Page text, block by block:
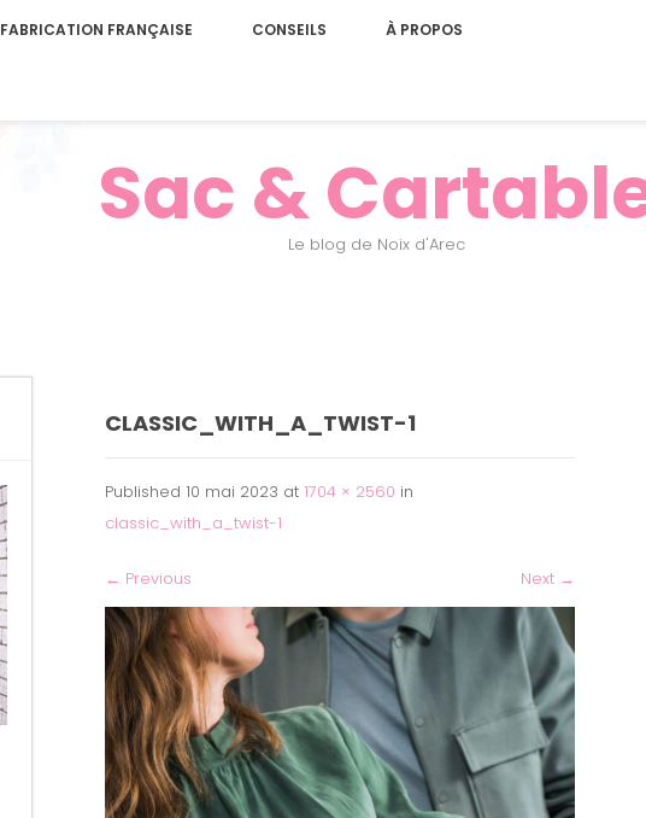
FABRICATION FRANÇAISE CONSEILS À PROPOS
Sac &
Le blog de Noix d'Arec
CLASSIC_WITH_A_TWIST-1
Published 10 mai 2023 at 1704 × 2560 in
classic_with_a_twist-1
← Previous Next →